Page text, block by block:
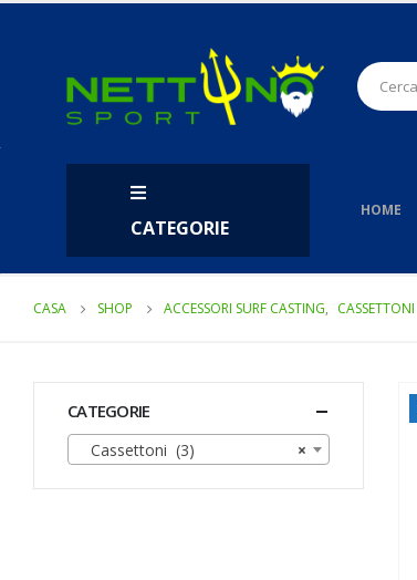
CATEGORIE
HOME
CASA SHOP ACCESSORI SURF CASTING, CASSETTONI
CATEGORIE
×
Cassettoni (3)